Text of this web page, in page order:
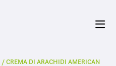
/CREMA DI ARACHIDI AMERICAN